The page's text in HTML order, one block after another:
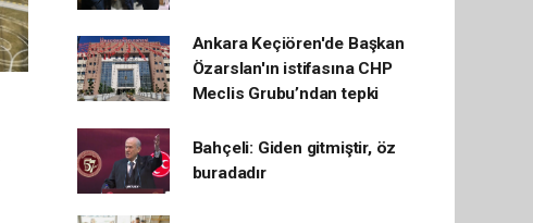
Ankara Keçiören'de Başkan
Özarslan'ın istifasına CHP
Meclis Grubu’ndan tepki
Bahçeli: Giden gitmiştir, öz
buradadır